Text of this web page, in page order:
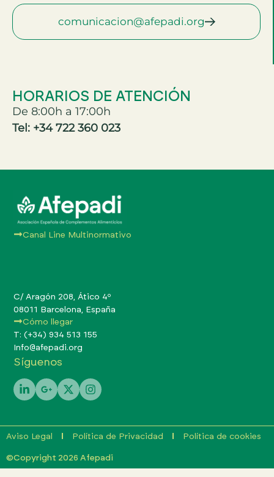
comunicacion@afepadi.org
HORARIOS DE ATENCIÓN
De 8:00h a 17:00h
Tel: +34 722 360 023
Canal Line Multinormativo
Síguenos
C/ Aragón 208, Ático 4º
08011 Barcelona, España
Cómo llegar
T: (+34) 934 513 155
Info@afepadi.org
Aviso Legal Política de Privacidad Política de cookies
©Copyright 2026 Afepadi